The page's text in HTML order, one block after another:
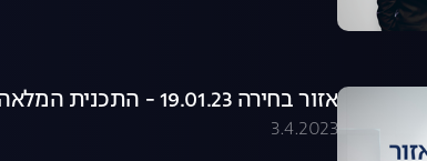
אזור בחירה 19.01.23 - התכנית המלאה
3.4.2023